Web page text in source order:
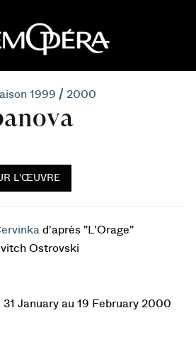
1999 / 2000
L'ŒUVRE
d'après "L'Orage"
Ostrovski
January au 19 February 2000